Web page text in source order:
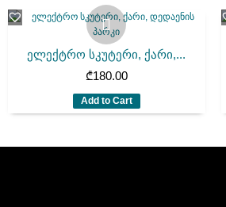
ელექტრო სკუტერი, ქარი,...
₾180.00
Add to Cart